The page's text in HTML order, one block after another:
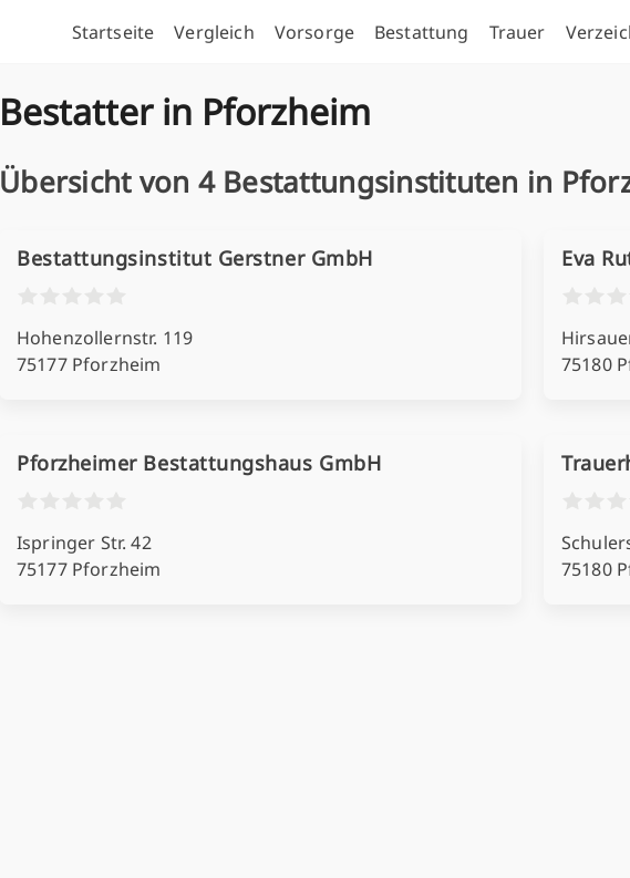
Startseite Vergleich Vorsorge Bestattung Trauer
Bestatter in Pforzheim
Übersicht von 4 Bestattungsinstituten in
Bestattungsinstitut Gerstner GmbH
Hohenzollernstr. 119
75177 Pforzheim
Eva
75180
Pforzheimer Bestattungshaus GmbH
Ispringer Str. 42
75177 Pforzheim
75180